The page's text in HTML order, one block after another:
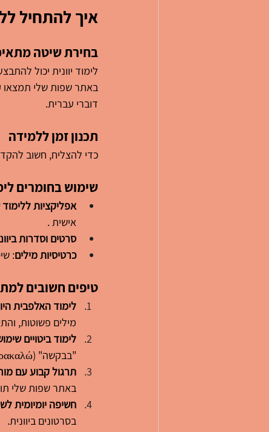
איך להתחיל
בחירת שיטה
לימוד יוונית יכול
באתר שפות שלי תמצאו
דוברי עברית.
תכנון זמן ללמידה
כדי להצליח, חשוב להקדיש זמן יומיומי ללימוד. גם
שימוש בחומרים
אפליקציות
אישית .
סרטים וסדרות
כרטיסיות מילים:
טיפים חשובים
לימוד האלפבית
מילים פשוטות,
לימוד ביטויים
"בבקשה" (Παρακαλώ).
תרגול קבוע עם
באתר שפות שלי
חשיפה יומיומית
בסרטונים ביוונית.